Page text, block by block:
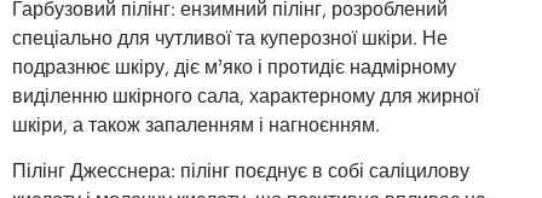
Гарбузовий пілінг: ензимний пілінг, розроблений
спеціально для чутливої та куперозної шкіри. Не
подразнює шкіру, діє м’яко і протидіє надмірному
виділенню шкірного сала, характерному для жирної
шкіри, а також запаленням і нагноєнням.
Пілінг Джесснера: пілінг поєднує в собі саліцилову